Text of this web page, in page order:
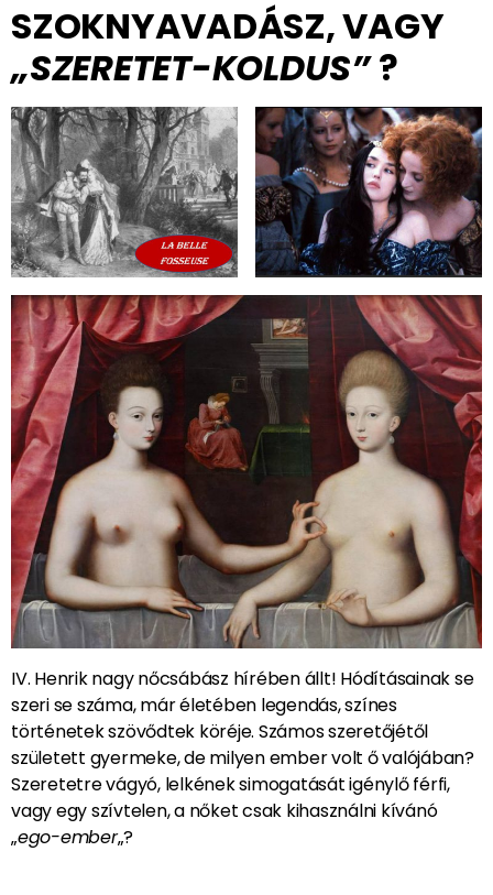
SZOKNYAVADÁSZ, VAGY
„SZERETET-KOLDUS”?
IV. Henrik nagy nőcsábász hírében állt! Hódításainak se
szeri se száma, már életében legendás, színes
történetek szövődtek köréje. Számos szeretőjétől
született gyermeke, de milyen ember volt ő valójában?
Szeretetre vágyó, lelkének simogatását igénylő férfi,
vagy egy szívtelen, a nőket csak kihasználni kívánó
„ego-ember„?